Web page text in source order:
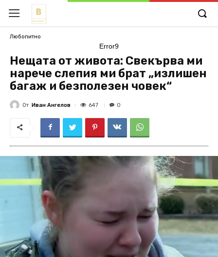
Любопитно
Error9
Нещата от живота: Свекърва ми
нарече слепия ми брат „излишен
багаж и безполезен човек“
От Иван Ангелов 647 0